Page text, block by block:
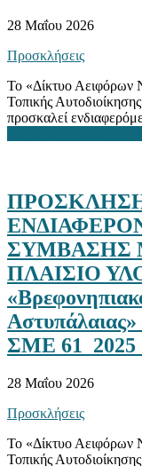
28 Μαΐου 2026
Προσκλήσεις
Το «Δίκτυο Αειφόρων
Τοπικής
προσκαλεί
ΣΥΜΒΑΣΗΣ
ΠΛΑΙΣΙΟ
ΣΜΕ
28 Μαΐου 2026
Προσκλήσεις
Το «Δίκτυο Αειφόρων
Τοπικής